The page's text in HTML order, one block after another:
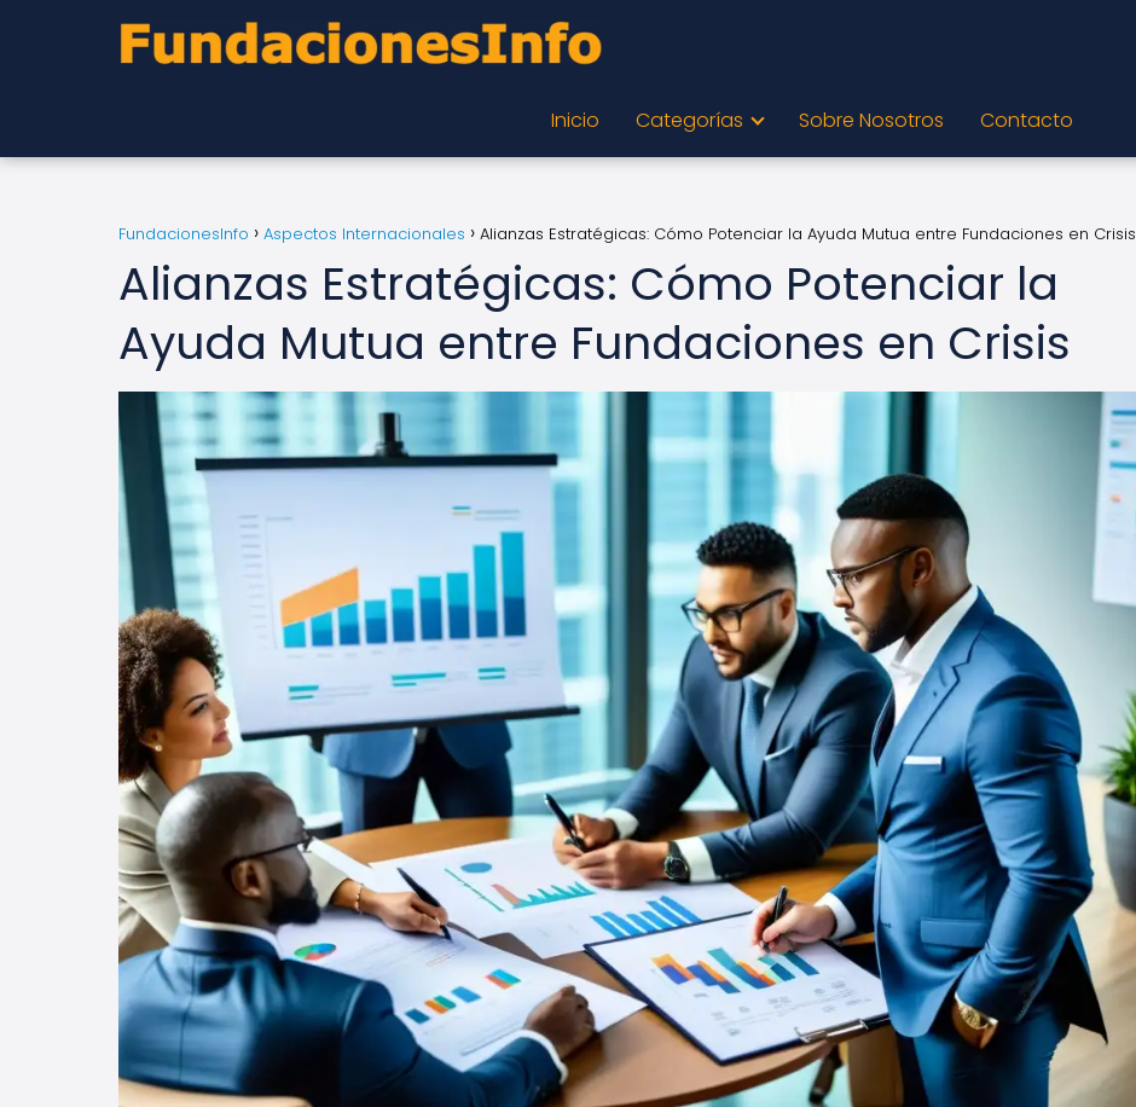
Inicio Categorías Sobre Nosotros Contacto
FundacionesInfo Aspectos Internacionales Alianzas Estratégicas: Cómo Potenciar la Ayuda Mutua entre Fundaciones en Crisis
Alianzas Estratégicas: Cómo Potenciar la
Ayuda Mutua entre Fundaciones en Crisis